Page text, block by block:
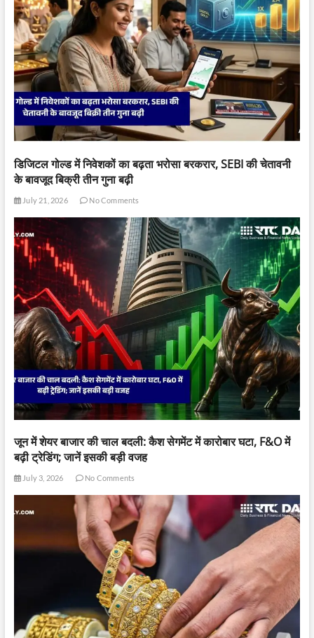
डिजिटल गोल्ड में निवेशकों का बढ़ता भरोसा बरकरार, SEBI की चेतावनी
के बावजूद बिक्री तीन गुना बढ़ी
July 21, 2026 No Comments
जून में शेयर बाजार की चाल बदली: कैश सेगमेंट में कारोबार घटा, F&O में
बढ़ी ट्रेडिंग; जानें इसकी बड़ी वजह
July 3, 2026 No Comments